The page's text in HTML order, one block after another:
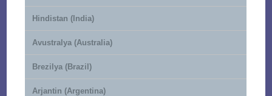
Hindistan (India)
Avustralya (Australia)
Brezilya (Brazil)
Arjantin (Argentina)